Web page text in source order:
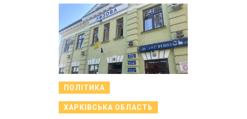
ПОЛІТИКА
ХАРКІВСЬКА ОБЛАСТЬ